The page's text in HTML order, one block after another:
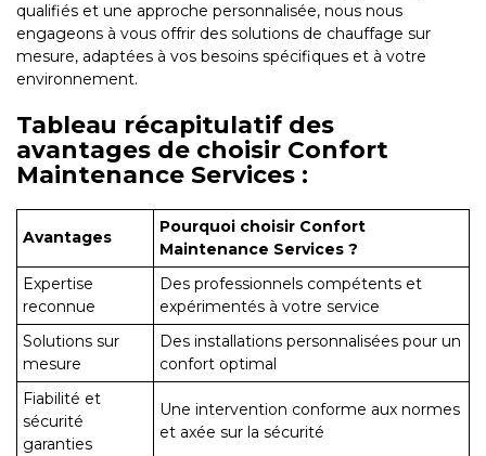
qualifiés et une approche personnalisée, nous nous
engageons à vous offrir des solutions de chauffage sur
mesure, adaptées à vos besoins spécifiques et à votre
environnement.
Tableau récapitulatif des
avantages de choisir Confort
Maintenance Services :
Avantages
Pourquoi choisir Confort
Maintenance Services ?
Expertise
reconnue
Des professionnels compétents et
expérimentés à votre service
Solutions sur
mesure
Des installations personnalisées pour un
confort optimal
Fiabilité et
sécurité
garanties
Une intervention conforme aux normes
et axée sur la sécurité